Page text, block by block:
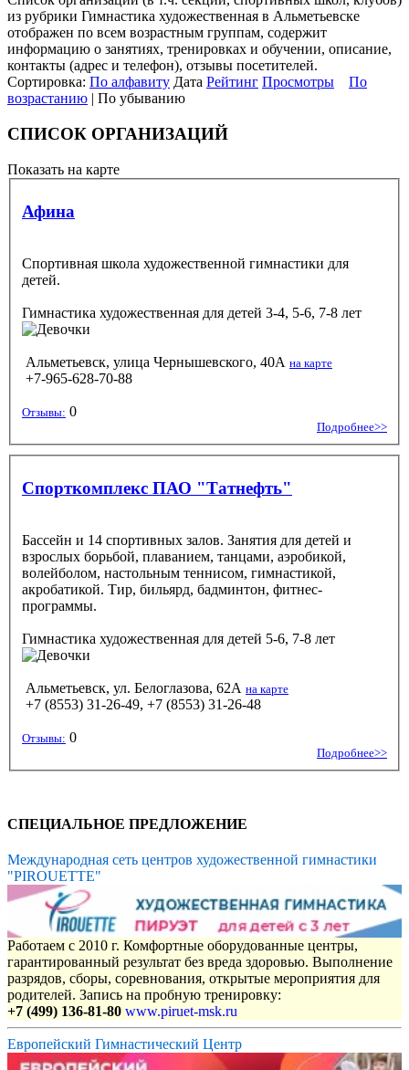
из рубрики Гимнастика художественная в Альметьевске
отображен по всем возрастным группам, содержит
информацию о занятиях, тренировках и обучении, описание,
контакты (адрес и телефон), отзывы посетителей.
Сортировка: По алфавиту Дата Рейтинг Просмотры
По
возрастанию | По убыванию
СПИСОК ОРГАНИЗАЦИЙ
Показать на карте
Афина
Спортивная школа художественной гимнастики для
детей.
Гимнастика художественная для детей 3-4, 5-6, 7-8 лет
Альметьевск, улица Чернышевского, 40А на карте
+7-965-628-70-88
Отзывы: 0
Подробнее>>
Спорткомплекс ПАО "Татнефть"
Бассейн и 14 спортивных залов. Занятия для детей и
взрослых борьбой, плаванием, танцами, аэробикой,
волейболом, настольным теннисом, гимнастикой,
акробатикой. Тир, бильярд, бадминтон, фитнес-
программы.
Гимнастика художественная для детей 5-6, 7-8 лет
Альметьевск, ул. Белоглазова, 62А на карте
+7 (8553) 31-26-49, +7 (8553) 31-26-48
Отзывы: 0
Подробнее>>
СПЕЦИАЛЬНОЕ ПРЕДЛОЖЕНИЕ
Международная сеть центров художественной гимнастики
"PIROUETTE"
Работаем с 2010 г. Комфортные оборудованные центры,
гарантированный результат без вреда здоровью. Выполнение
разрядов, сборы, соревнования, открытые мероприятия для
родителей. Запись на пробную тренировку:
+7 (499) 136-81-80 www.piruet-msk.ru
Европейский Гимнастический Центр